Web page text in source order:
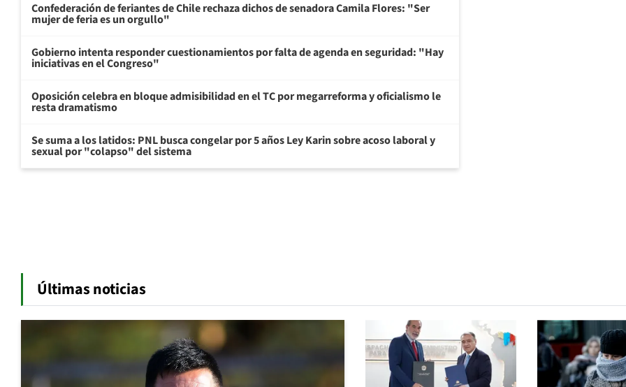
Confederación de feriantes de Chile rechaza dichos de senadora Camila Flores: "Ser
mujer de feria es un orgullo"
Gobierno intenta responder cuestionamientos por falta de agenda en seguridad: "Hay
iniciativas en el Congreso"
Oposición celebra en bloque admisibilidad en el TC por megarreforma y oficialismo le
resta dramatismo
Se suma a los latidos: PNL busca congelar por 5 años Ley Karin sobre acoso laboral y
sexual por "colapso" del sistema
Últimas noticias